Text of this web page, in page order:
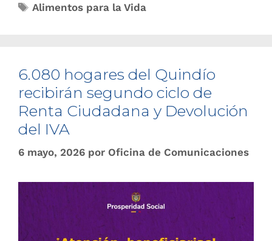
Alimentos para la Vida
6.080 hogares del Quindío
recibirán segundo ciclo de
Renta Ciudadana y Devolución
del IVA
6 mayo, 2026 por Oficina de Comunicaciones